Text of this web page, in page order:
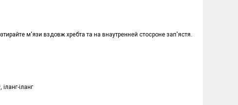
м'язи вздовж хребта та на внаутренней стосроне зап'ястя.
іланг